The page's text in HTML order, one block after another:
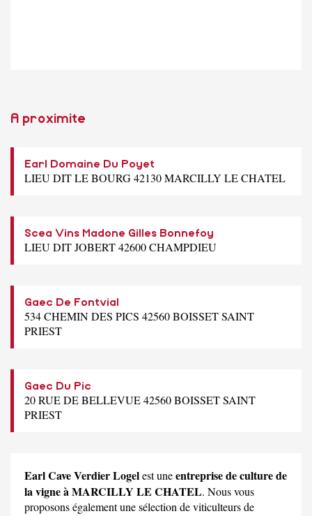
A proximite
Earl Domaine Du Poyet
LIEU DIT LE BOURG 42130 MARCILLY LE CHATEL
Scea Vins Madone Gilles Bonnefoy
LIEU DIT JOBERT 42600 CHAMPDIEU
Gaec De Fontvial
534 CHEMIN DES PICS 42560 BOISSET SAINT
PRIEST
Gaec Du Pic
20 RUE DE BELLEVUE 42560 BOISSET SAINT
PRIEST
Earl Cave Verdier Logelest uneentreprise de culture de
la vigne à MARCILLY LE CHATEL. Nous vous
proposons également une sélection de viticulteurs de